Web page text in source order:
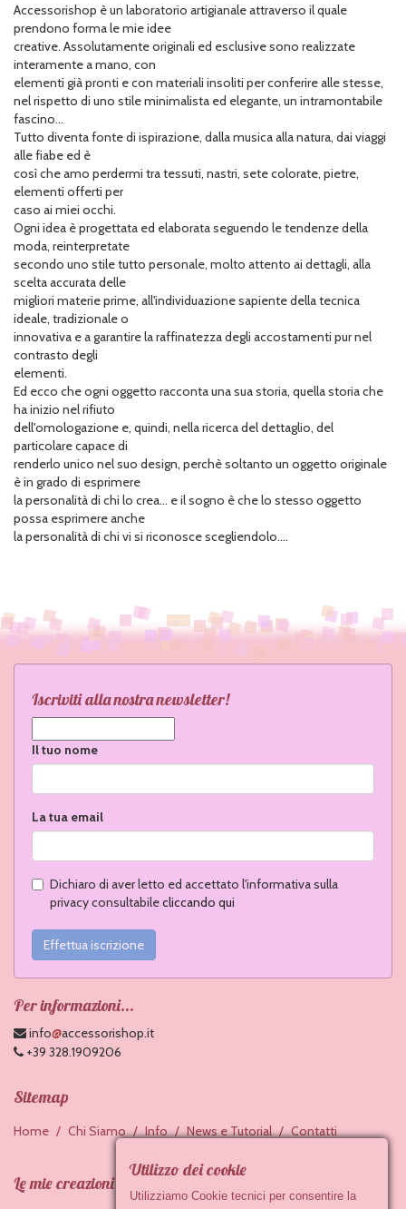
Accessorishop è un laboratorio artigianale attraverso il quale
prendono forma le mie idee
creative. Assolutamente originali ed esclusive sono realizzate
interamente a mano, con
elementi già pronti e con materiali insoliti per conferire alle stesse,
nel rispetto di uno stile minimalista ed elegante, un intramontabile
fascino...
Tutto diventa fonte di ispirazione, dalla musica alla natura, dai viaggi
alle fiabe ed è
così che amo perdermi tra tessuti, nastri, sete colorate, pietre,
elementi offerti per
caso ai miei occhi.
Ogni idea è progettata ed elaborata seguendo le tendenze della
moda, reinterpretate
secondo uno stile tutto personale, molto attento ai dettagli, alla
scelta accurata delle
migliori materie prime, all'individuazione sapiente della tecnica
ideale, tradizionale o
innovativa e a garantire la raffinatezza degli accostamenti pur nel
contrasto degli
elementi.
Ed ecco che ogni oggetto racconta una sua storia, quella storia che
ha inizio nel rifiuto
dell'omologazione e, quindi, nella ricerca del dettaglio, del
particolare capace di
renderlo unico nel suo design, perchè soltanto un oggetto originale
è in grado di esprimere
la personalità di chi lo crea... e il sogno è che lo stesso oggetto
possa esprimere anche
la personalità di chi vi si riconosce scegliendolo....
Iscriviti alla nostra newsletter!
Il tuo nome
La tua email
Dichiaro di aver letto ed accettato l'informativa sulla
privacy consultabilecliccando qui
Effettua iscrizione
Per informazioni...
info@accessorishop.it
+39 328.1909206
Sitemap
Home Chi Siamo Info News e Tutorial Contatti
Le mie creazioni
Utilizzo dei cookie
Utilizziamo Cookie tecnici per consentire la